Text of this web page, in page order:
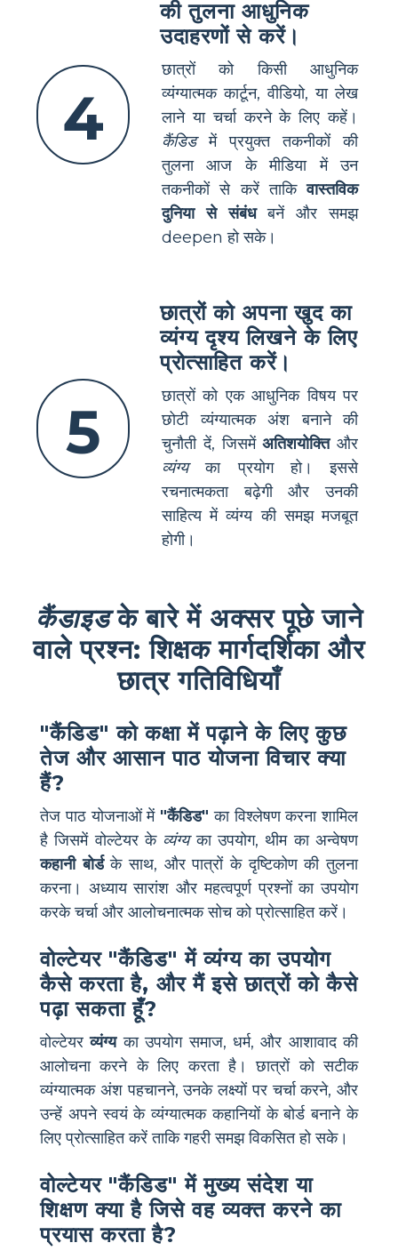
4
की तुलना आधुनिक
उदाहरणों से करें।
छात्रों को किसी आधुनिक
व्यंग्यात्मक कार्टून, वीडियो, या लेख
लाने या चर्चा करने के लिए कहें।
कैंडिडमें प्रयुक्त तकनीकों की
तुलना आज के मीडिया में उन
तकनीकों से करें ताकिवास्तविक
दुनिया से संबंधबनें और समझ
deepen हो सके।
5
छात्रों को अपना खुद का
व्यंग्य दृश्य लिखने के लिए
प्रोत्साहित करें।
छात्रों को एक आधुनिक विषय पर
छोटी व्यंग्यात्मक अंश बनाने की
चुनौती दें, जिसमेंअतिशयोक्तिऔर
व्यंग्यका प्रयोग हो। इससे
रचनात्मकता बढ़ेगी और उनकी
साहित्य में व्यंग्य की समझ मजबूत
होगी।
कैंडाइडके बारे में अक्सर पूछे जाने
वाले प्रश्न: शिक्षक मार्गदर्शिका और
छात्र गतिविधियाँ
"कैंडिड" को कक्षा में पढ़ाने के लिए कुछ
तेज और आसान पाठ योजना विचार क्या
हैं?
तेज पाठ योजनाओं में "कैंडिड" का विश्लेषण करना शामिल
है जिसमें वोल्टेयर के व्यंग्यका उपयोग, थीम का अन्वेषण
कहानी बोर्डके साथ, और पात्रों के दृष्टिकोण की तुलना
करना। अध्याय सारांश और महत्वपूर्ण प्रश्नों का उपयोग
करके चर्चा और आलोचनात्मक सोच को प्रोत्साहित करें।
वोल्टेयर "कैंडिड" में व्यंग्य का उपयोग
कैसे करता है, और मैं इसे छात्रों को कैसे
पढ़ा सकता हूँ?
वोल्टेयरव्यंग्यका उपयोग समाज, धर्म, और आशावाद की
आलोचना करने के लिए करता है। छात्रों को सटीक
व्यंग्यात्मक अंश पहचानने, उनके लक्ष्यों पर चर्चा करने, और
उन्हें अपने स्वयं के व्यंग्यात्मक कहानियों के बोर्ड बनाने के
लिए प्रोत्साहित करें ताकि गहरी समझ विकसित हो सके।
वोल्टेयर "कैंडिड" में मुख्य संदेश या
शिक्षण क्या है जिसे वह व्यक्त करने का
प्रयास करता है?